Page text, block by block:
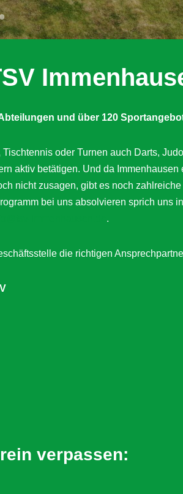
und über 120
oder Turnen auch Darts,
aktiv betätigen. Und da Immenhausen
nicht zusagen, gibt es noch zahlreiche
bei uns absolvieren sprich uns
.
die richtigen
verpassen: